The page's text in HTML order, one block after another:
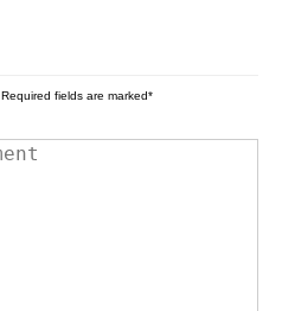
Required fields are marked*